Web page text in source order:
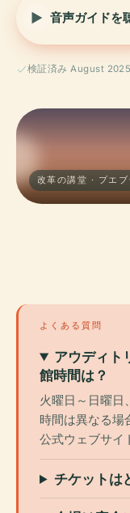
音声ガイドを
検証済み August 2025
改革の講堂 · プエブ
よくある質問
アウディト
館時間​​は？
火曜日～日曜日
時間は異なる場
公式ウェブサイ
チケットは